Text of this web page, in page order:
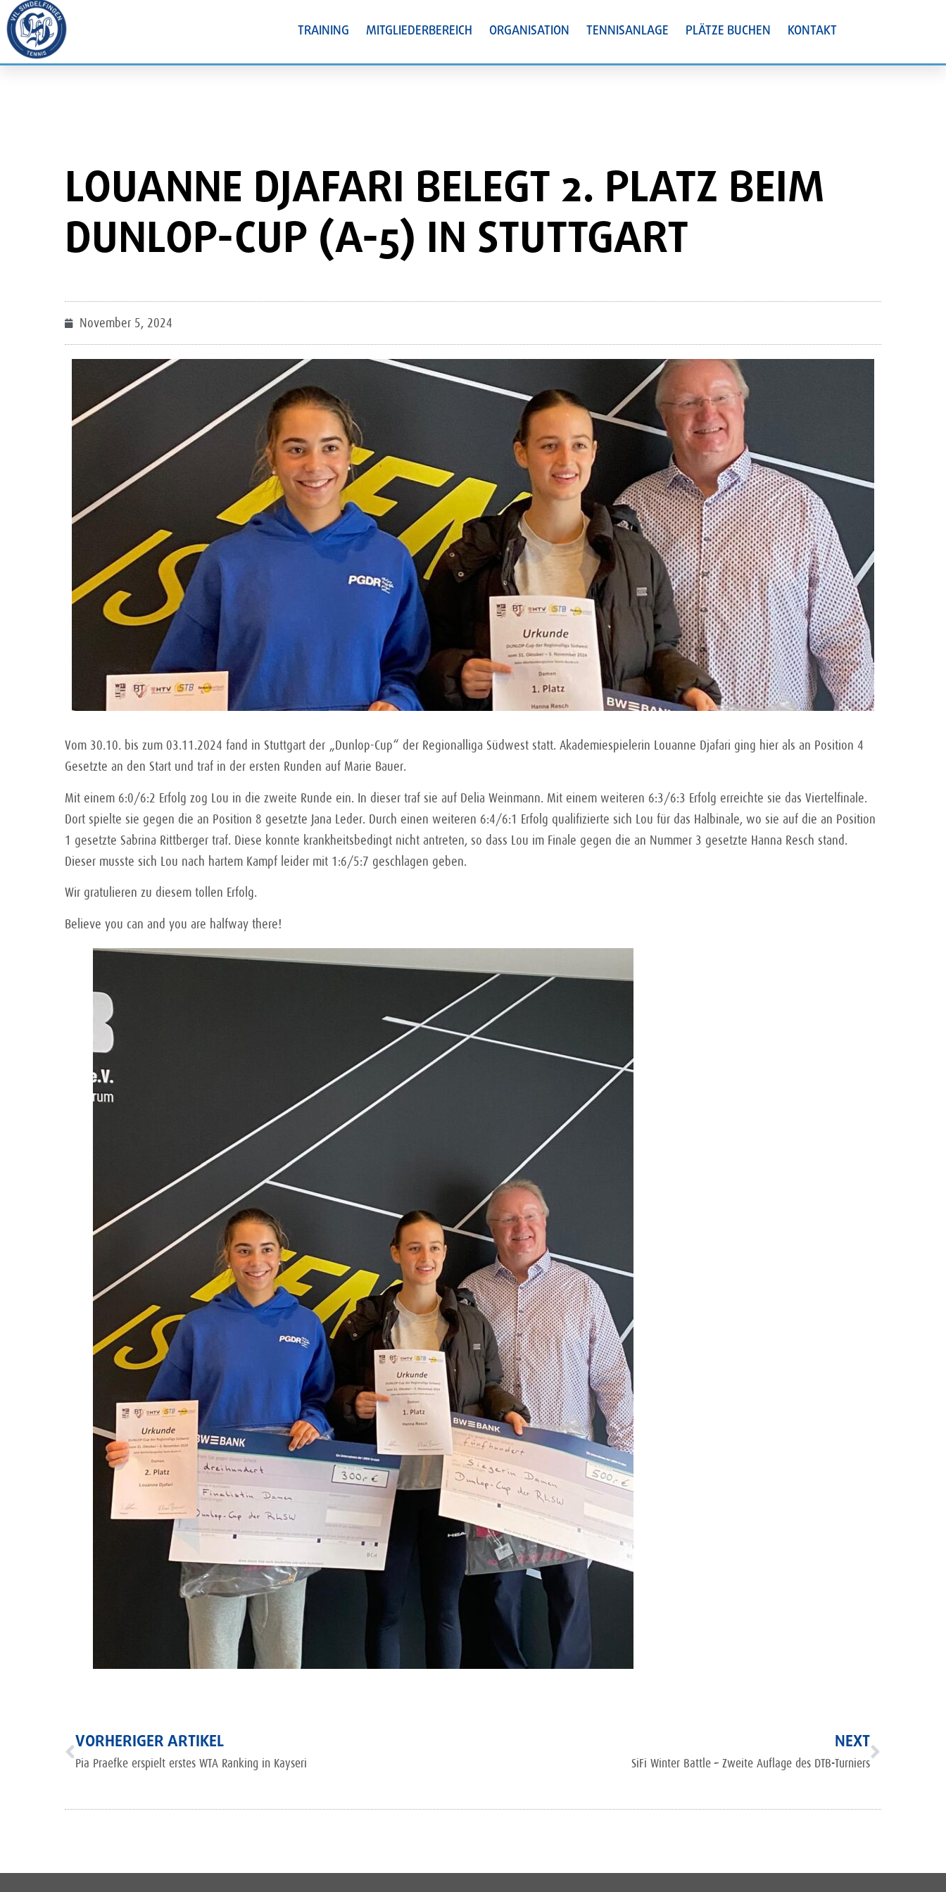
TRAINING MITGLIEDERBEREICH ORGANISATION TENNISANLAGE PLÄTZE BUCHEN KONTAKT
LOUANNE DJAFARI BELEGT 2. PLATZ BEIM
DUNLOP-CUP (A-5) IN STUTTGART
November 5, 2024
Vom 30.10. bis zum 03.11.2024 fand in Stuttgart der „Dunlop-Cup“ der Regionalliga Südwest statt. Akademiespielerin Louanne Djafari ging hier als an Position 4
Gesetzte an den Start und traf in der ersten Runden auf Marie Bauer.
Mit einem 6:0/6:2 Erfolg zog Lou in die zweite Runde ein. In dieser traf sie auf Delia Weinmann. Mit einem weiteren 6:3/6:3 Erfolg erreichte sie das Viertelfinale.
Dort spielte sie gegen die an Position 8 gesetzte Jana Leder. Durch einen weiteren 6:4/6:1 Erfolg qualifizierte sich Lou für das Halbinale, wo sie auf die an Position
1 gesetzte Sabrina Rittberger traf. Diese konnte krankheitsbedingt nicht antreten, so dass Lou im Finale gegen die an Nummer 3 gesetzte Hanna Resch stand.
Dieser musste sich Lou nach hartem Kampf leider mit 1:6/5:7 geschlagen geben.
Wir gratulieren zu diesem tollen Erfolg.
Believe you can and you are halfway there!
VORHERIGER ARTIKEL
Pia Praefke erspielt erstes WTA Ranking in Kayseri
NEXT
SiFi Winter Battle – Zweite Auflage des DTB-Turniers